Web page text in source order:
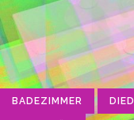
BADEZIMMER